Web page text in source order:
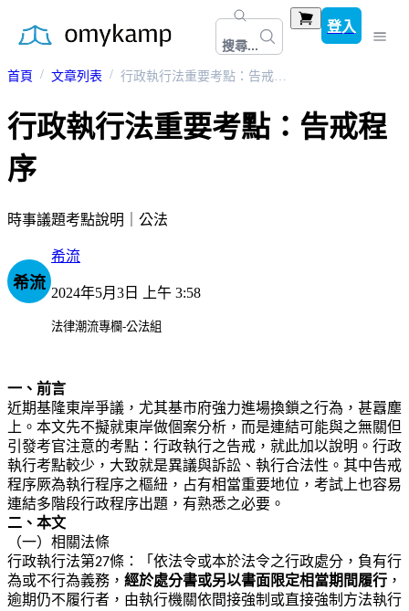
搜尋...
登入
首頁 文章列表 行政執行法重要考點：告戒程序
行政執行法重要考點：告戒程
序
時事議題考點說明｜公法
希流
希流
2024年5月3日 上午 3:58
法律潮流專欄-公法組
一、前言
近期基隆東岸爭議，尤其基市府強力進場換鎖之行為，甚囂塵
上。本文先不擬就東岸做個案分析，而是連結可能與之無關但
引發考官注意的考點：行政執行之告戒，就此加以說明。行政
執行考點較少，大致就是異議與訴訟、執行合法性。其中告戒
程序厥為執行程序之樞紐，占有相當重要地位，考試上也容易
連結多階段行政程序出題，有熟悉之必要。
二、本文
（一）相關法條
行政執行法第27條：「依法令或本於法令之行政處分，負有行
為或不行為義務， 經於處分書或另以書面限定相當期間履行 ，
逾期仍不履行者，由執行機關依間接強制或直接強制方法執行